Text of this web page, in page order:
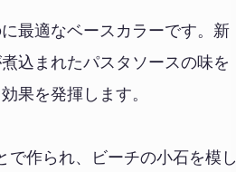
最適なベースカラーです。新
込まれたパスタソースの味を
果を発揮します。
作られ、ビーチの小石を模し